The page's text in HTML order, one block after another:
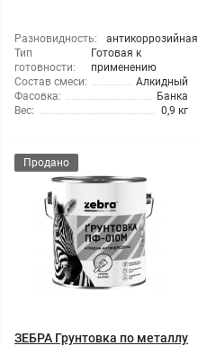
Разновидность:
антикоррозийная
Тип
готовности:
Готовая к
применению
Состав смеси:
Алкидный
Фасовка:
Банка
Вес:
0,9 кг
Продано
ЗЕБРА Грунтовка по металлу